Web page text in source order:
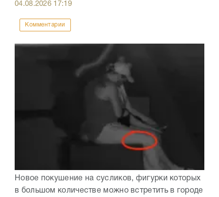
04.08.2026 17:19
Комментарии
Новое покушение на сусликов, фигурки которых
в большом количестве можно встретить в городе